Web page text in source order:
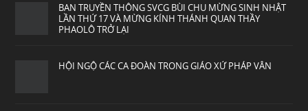
BAN TRUYỀN THÔNG SVCG BÙI CHU MỪNG SINH NHẬT
LẦN THỨ 17 VÀ MỪNG KÍNH THÁNH QUAN THẦY
PHAOLÔ TRỞ LẠI
HỘI NGỘ CÁC CA ĐOÀN TRONG GIÁO XỨ PHÁP VÂN